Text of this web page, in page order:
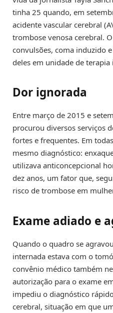
tinha 25 quando, em
acidente vascular cerebral
trombose venosa cerebral.
convulsões, coma induzido
deles em unidade de terapia
Dor ignorada
Entre março de 2015 e
procurou diversos serviços
fortes e frequentes. Em
mesmo diagnóstico:
utilizava anticoncepcional
dez anos, um fator que,
risco de trombose em
Exame adiado e
Quando o quadro se
internada estava com o
convênio médico também
autorização para o exame
impediu o diagnóstico
cerebral, situação em que